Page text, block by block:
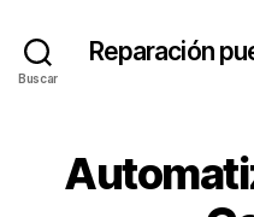
Buscar
Reparación